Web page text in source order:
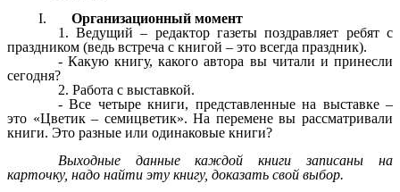
Организационный момент
Ведущий – редактор газеты поздравляет ребят с
праздником (ведь встреча с книгой – это всегда праздник).
- Какую книгу, какого автора вы читали и принесли
сегодня?
2. Работа с выставкой.
- Все четыре книги, представленные на выставке –
это «Цветик – семицветик». На перемене вы рассматривали
книги. Это разные или одинаковые книги?
Выходные данные каждой книги записаны на
карточку, надо найти эту книгу, доказать свой выбор.